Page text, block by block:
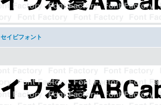
セイビフォント